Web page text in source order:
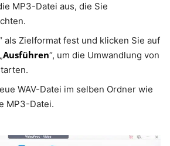
MP3-Datei aus, die Sie
als Zielformat fest und klicken Sie auf
Ausführen“, um die Umwandlung von
WAV-Datei im selben Ordner wie
MP3-Datei.